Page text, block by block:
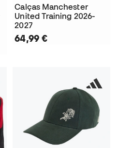
Calças Manchester
United Training 2026-
2027
64,99 €